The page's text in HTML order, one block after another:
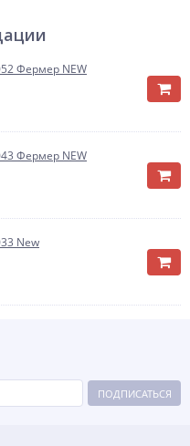
Фермер NEW
Фермер NEW
New
ПОДПИСАТЬСЯ